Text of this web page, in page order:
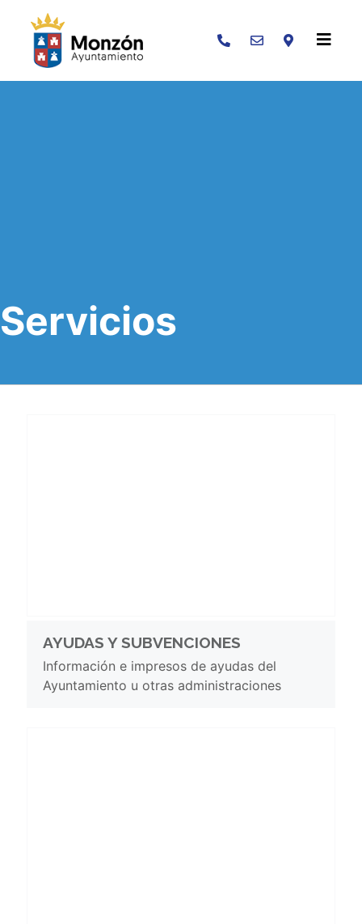
Buscar
Servicios
AYUDAS Y SUBVENCIONES
Información e impresos de ayudas del
Ayuntamiento u otras administraciones